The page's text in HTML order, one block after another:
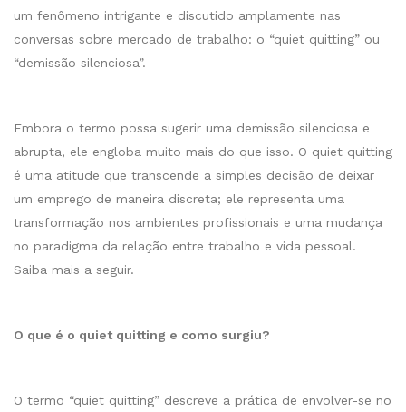
um fenômeno intrigante e discutido amplamente nas
conversas sobre mercado de trabalho: o “quiet quitting” ou
“demissão silenciosa”.
Embora o termo possa sugerir uma demissão silenciosa e
abrupta, ele engloba muito mais do que isso. O quiet quitting
é uma atitude que transcende a simples decisão de deixar
um emprego de maneira discreta; ele representa uma
transformação nos ambientes profissionais e uma mudança
no paradigma da relação entre trabalho e vida pessoal.
Saiba mais a seguir.
O que é o quiet quitting e como surgiu?
O termo “quiet quitting” descreve a prática de envolver-se no